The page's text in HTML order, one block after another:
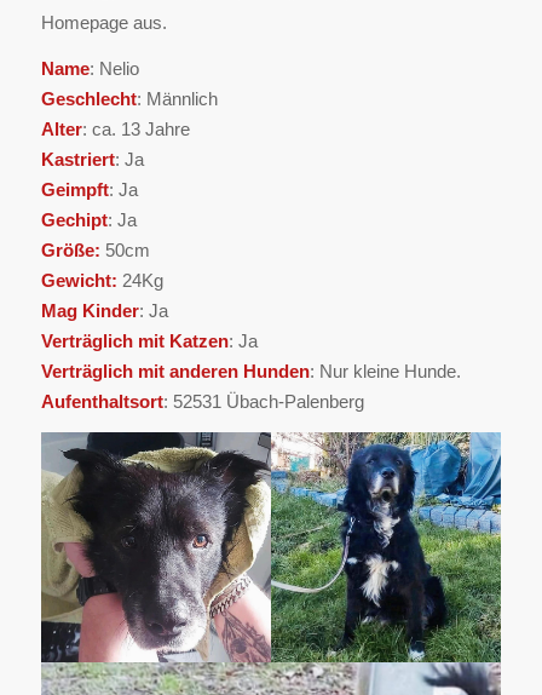
Homepage aus.
Name: Nelio
Geschlecht: Männlich
Alter: ca. 13 Jahre
Kastriert: Ja
Geimpft: Ja
Gechipt: Ja
Größe: 50cm
Gewicht: 24Kg
Mag Kinder: Ja
Verträglich mit Katzen: Ja
Verträglich mit anderen Hunden: Nur kleine Hunde.
Aufenthaltsort: 52531 Übach-Palenberg